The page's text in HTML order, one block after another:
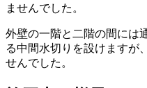
外壁の一階と二階の間には
る中間水切りを設けますが
せんでした。